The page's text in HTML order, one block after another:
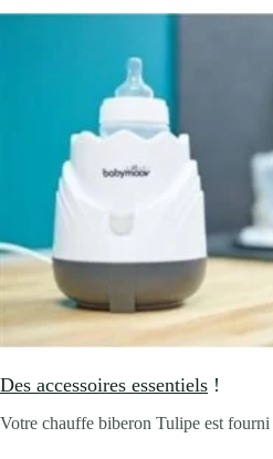
Des accessoires essentiels !
Votre chauffe biberon Tulipe est fourni